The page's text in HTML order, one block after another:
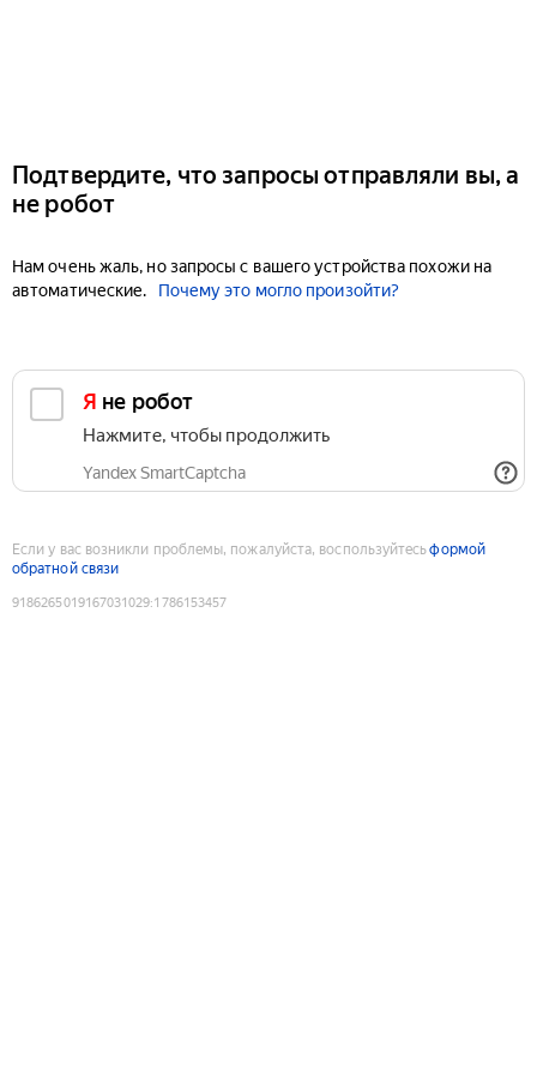
Подтвердите, что запросы отправляли вы, а
не робот
Нам очень жаль, но запросы с вашего устройства похожи на
автоматические.
Почему это могло произойти?
Я не робот
Нажмите, чтобы продолжить
Yandex SmartCaptcha
Если у вас возникли проблемы, пожалуйста, воспользуйтесьформой
обратной связи
9186265019167031029:1786153457